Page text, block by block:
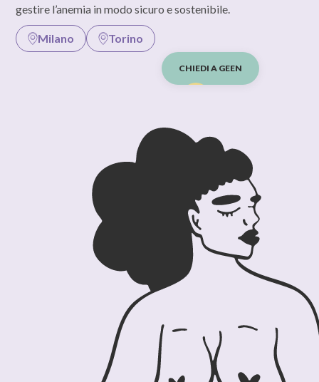
gestire l’anemia in modo sicuro e sostenibile.
Milano Torino
CHIEDI A GEEN